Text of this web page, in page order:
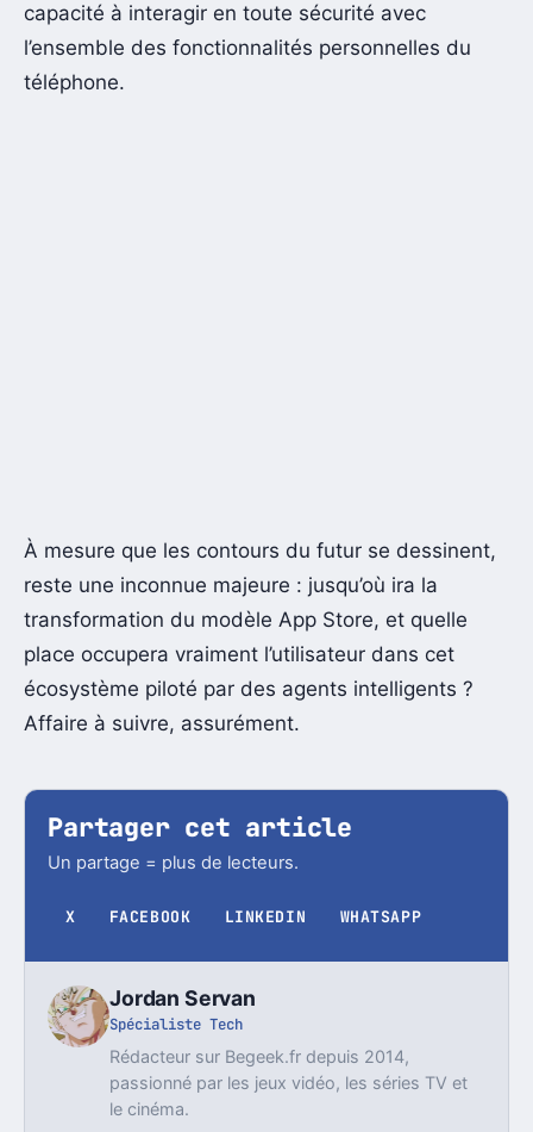
capacité à interagir en toute sécurité avec
l’ensemble des fonctionnalités personnelles du
téléphone.
À mesure que les contours du futur se dessinent,
reste une inconnue majeure : jusqu’où ira la
transformation du modèle App Store, et quelle
place occupera vraiment l’utilisateur dans cet
écosystème piloté par des agents intelligents ?
Affaire à suivre, assurément.
Partager cet article
Un partage = plus de lecteurs.
X FACEBOOK LINKEDIN WHATSAPP
Jordan Servan
Spécialiste Tech
Rédacteur sur Begeek.fr depuis 2014,
passionné par les jeux vidéo, les séries TV et
le cinéma.